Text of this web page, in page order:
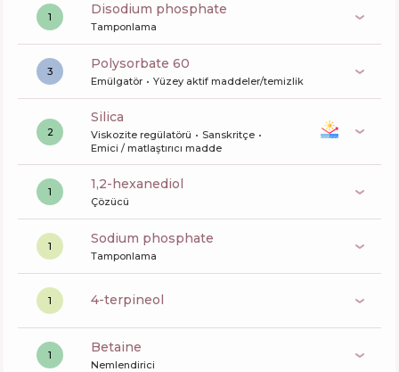
1 disodium phosphate
Tamponlama
3 polysorbate 60
Emülgatör Yüzey aktif maddeler/temizlik
2
silica
Viskozite regülatörü
Sanskritçe
Emici / matlaştırıcı madde
1 1,2-hexanediol
Çözücü
1 sodium phosphate
Tamponlama
1 4-terpineol
1 betaine
Nemlendirici